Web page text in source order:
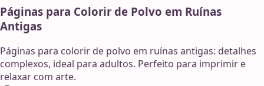
Páginas para Colorir de Polvo em Ruínas
Antigas
Páginas para colorir de polvo em ruínas antigas: detalhes
complexos, ideal para adultos. Perfeito para imprimir e
relaxar com arte.